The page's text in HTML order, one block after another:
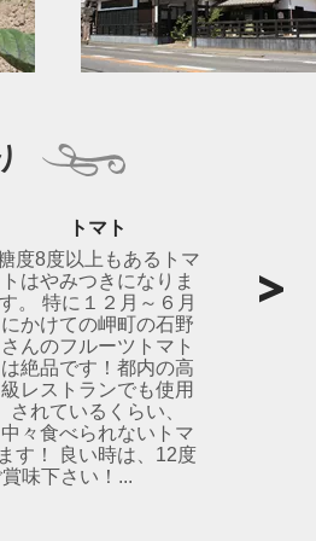
トマト
度8度以上もあるトマ
トはやみつきになりま
す。 特に１２月～６月
にかけての岬町の石野
さんのフルーツトマト
は絶品です！都内の高
級レストランでも使用
されているくらい、
中々食べられないトマ
す！ 良い時は、12度
味下さい！...